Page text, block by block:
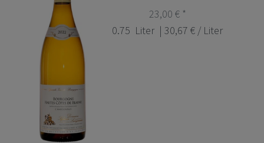
23,00 € *
0.75 Liter | 30,67 € / Liter